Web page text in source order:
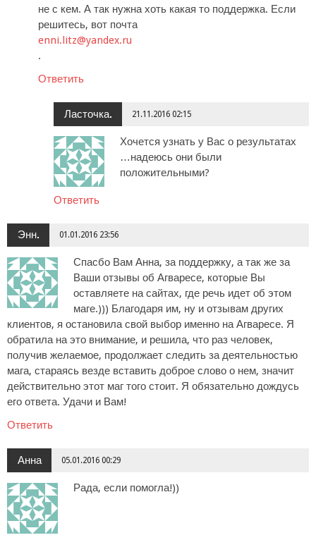
не с кем. А так нужна хоть какая то поддержка. Если
решитесь, вот почта
enni.litz@yandex.ru
.
Ответить
Ласточка. 21.11.2016 02:15
Хочется узнать у Вас о результатах
…надеюсь они были
положительными?
Ответить
Энн. 01.01.2016 23:56
Спасбо Вам Анна, за поддержку, а так же за
Ваши отзывы об Агваресе, которые Вы
оставляете на сайтах, где речь идет об этом
маге.))) Благодаря им, ну и отзывам других
клиентов, я остановила свой выбор именно на Агваресе. Я
обратила на это внимание, и решила, что раз человек,
получив желаемое, продолжает следить за деятельностью
мага, стараясь везде вставить доброе слово о нем, значит
действительно этот маг того стоит. Я обязательно дождусь
его ответа. Удачи и Вам!
Ответить
Анна 05.01.2016 00:29
Рада, если помогла!))